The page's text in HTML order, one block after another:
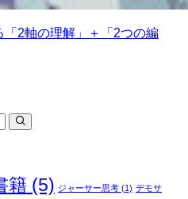
「2軸の理解」＋「2つの編
籍 (5) ジャーサー思考(1) デモサ